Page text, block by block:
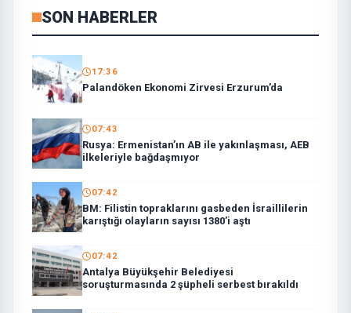
SON HABERLER
17:36
Palandöken Ekonomi Zirvesi Erzurum’da
07:43
Rusya: Ermenistan’ın AB ile yakınlaşması, AEB
ilkeleriyle bağdaşmıyor
07:42
BM: Filistin topraklarını gasbeden İsraillilerin
karıştığı olayların sayısı 1380’i aştı
07:42
Antalya Büyükşehir Belediyesi
soruşturmasında 2 şüpheli serbest bırakıldı